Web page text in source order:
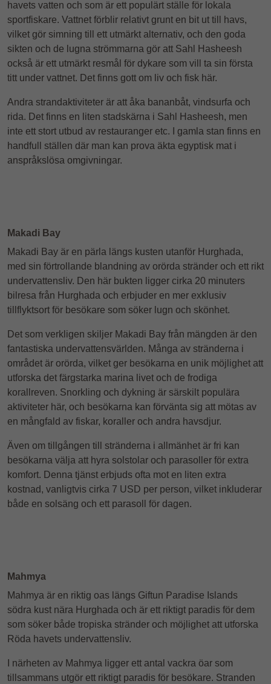
havets vatten och som är ett populärt ställe för lokala
sportfiskare. Vattnet förblir relativt grunt en bit ut till havs,
vilket gör simning till ett utmärkt alternativ, och den goda
sikten och de lugna strömmarna gör att Sahl Hasheesh
också är ett utmärkt resmål för dykare som vill ta sin första
titt under vattnet. Det finns gott om liv och fisk här.
Andra strandaktiviteter är att åka bananbåt, vindsurfa och
rida. Det finns en liten stadskärna i Sahl Hasheesh, men
inte ett stort utbud av restauranger etc. I gamla stan finns en
handfull ställen där man kan prova äkta egyptisk mat i
anspråkslösa omgivningar.
Makadi Bay
Makadi Bay är en pärla längs kusten utanför Hurghada,
med sin förtrollande blandning av orörda stränder och ett rikt
undervattensliv. Den här bukten ligger cirka 20 minuters
bilresa från Hurghada och erbjuder en mer exklusiv
tillflyktsort för besökare som söker lugn och skönhet.
Det som verkligen skiljer Makadi Bay från mängden är den
fantastiska undervattensvärlden. Många av stränderna i
området är orörda, vilket ger besökarna en unik möjlighet att
utforska det färgstarka marina livet och de frodiga
korallreven. Snorkling och dykning är särskilt populära
aktiviteter här, och besökarna kan förvänta sig att mötas av
en mångfald av fiskar, koraller och andra havsdjur.
Även om tillgången till stränderna i allmänhet är fri kan
besökarna välja att hyra solstolar och parasoller för extra
komfort. Denna tjänst erbjuds ofta mot en liten extra
kostnad, vanligtvis cirka 7 USD per person, vilket inkluderar
både en solsäng och ett parasoll för dagen.
Mahmya
Mahmya är en riktig oas längs Giftun Paradise Islands
södra kust nära Hurghada och är ett riktigt paradis för dem
som söker både tropiska stränder och möjlighet att utforska
Röda havets undervattensliv.
I närheten av Mahmya ligger ett antal vackra öar som
tillsammans utgör ett riktigt paradis för besökare. Stranden